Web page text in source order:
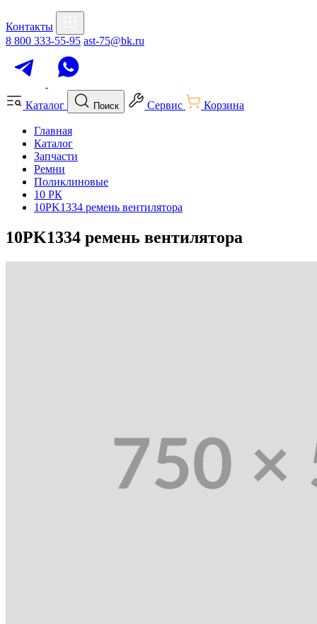
Контакты
8 800 333-55-95 ast-75@bk.ru
Каталог Поиск Сервис Корзина
Главная
Каталог
Запчасти
Ремни
Поликлиновые
10 РК
10PK1334 ремень вентилятора
10PK1334 ремень вентилятора